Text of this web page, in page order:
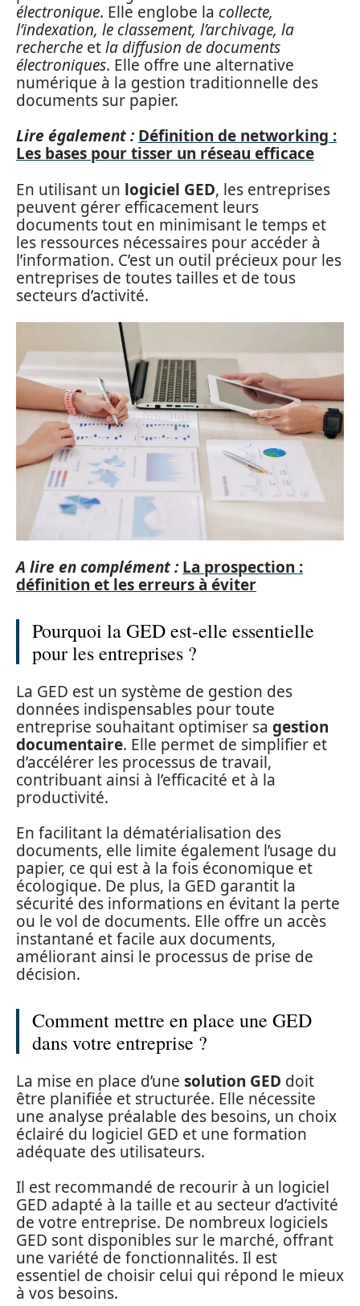
électronique. Elle englobe la collecte,
l’indexation, le classement, l’archivage, la
recherche etla diffusion de documents
électroniques. Elle offre une alternative
numérique à la gestion traditionnelle des
documents sur papier.
Lire également : Définition de networking :
Les bases pour tisser un réseau efficace
En utilisant un logiciel GED, les entreprises
peuvent gérer efficacement leurs
documents tout en minimisant le temps et
les ressources nécessaires pour accéder à
l’information. C’est un outil précieux pour les
entreprises de toutes tailles et de tous
secteurs d’activité.
A lire en complément : La prospection :
définition et les erreurs à éviter
Pourquoi la GED est-elle essentielle
pour les entreprises ?
La GED est un système de gestion des
données indispensables pour toute
entreprise souhaitant optimiser sa gestion
documentaire. Elle permet de simplifier et
d’accélérer les processus de travail,
contribuant ainsi à l’efficacité et à la
productivité.
En facilitant la dématérialisation des
documents, elle limite également l’usage du
papier, ce qui est à la fois économique et
écologique. De plus, la GED garantit la
sécurité des informations en évitant la perte
ou le vol de documents. Elle offre un accès
instantané et facile aux documents,
améliorant ainsi le processus de prise de
décision.
Comment mettre en place une GED
dans votre entreprise ?
La mise en place d’une solution GED doit
être planifiée et structurée. Elle nécessite
une analyse préalable des besoins, un choix
éclairé du logiciel GED et une formation
adéquate des utilisateurs.
Il est recommandé de recourir à un logiciel
GED adapté à la taille et au secteur d’activité
de votre entreprise. De nombreux logiciels
GED sont disponibles sur le marché, offrant
une variété de fonctionnalités. Il est
essentiel de choisir celui qui répond le mieux
à vos besoins.